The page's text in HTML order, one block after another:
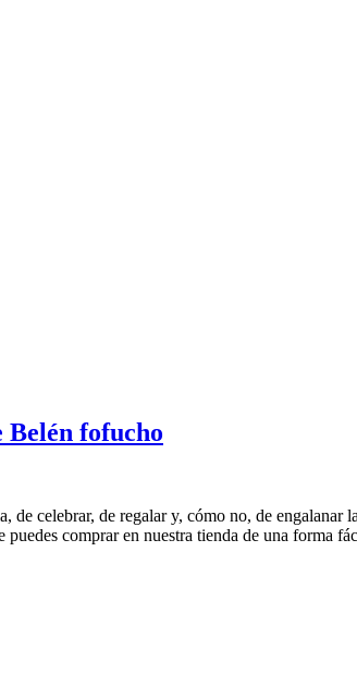
Belén fofucho
celebrar, de regalar y, cómo no, de engalanar
comprar en nuestra tienda de una forma